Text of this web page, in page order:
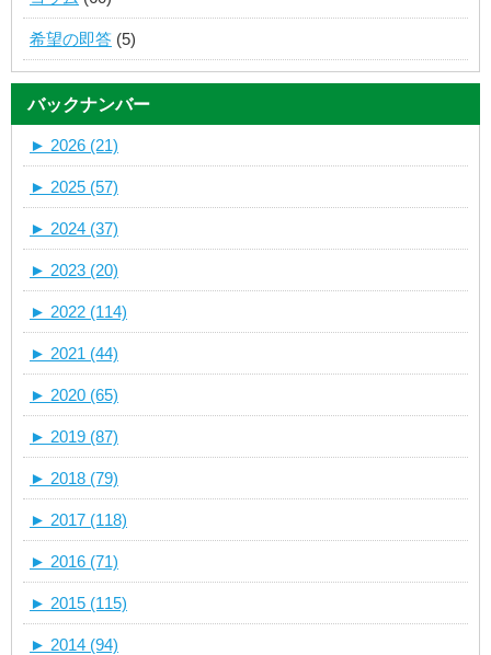
希望の即答 (5)
バックナンバー
► 2026 (21)
► 2025 (57)
► 2024 (37)
► 2023 (20)
► 2022 (114)
► 2021 (44)
► 2020 (65)
► 2019 (87)
► 2018 (79)
► 2017 (118)
► 2016 (71)
► 2015 (115)
► 2014 (94)